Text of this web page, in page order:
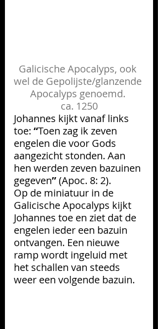
Galicische Apocalyps, ook
wel de Gepolijste/glanzende
Apocalyps genoemd.
ca. 1250
Johannes kijkt vanaf links
toe: “Toen zag ik zeven
engelen die voor Gods
aangezicht stonden. Aan
hen werden zeven bazuinen
gegeven” (Apoc. 8: 2).
Op de miniatuur in de
Galicische Apocalyps kijkt
Johannes toe en ziet dat de
engelen ieder een bazuin
ontvangen. Een nieuwe
ramp wordt ingeluid met
het schallen van steeds
weer een volgende bazuin.